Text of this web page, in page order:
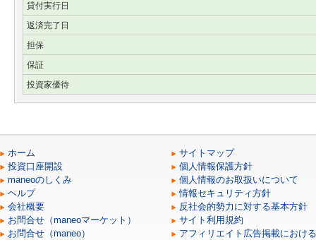
貸付実行日
返済完了日
担保
保証
投資家優待
ホーム
投資口座開設
maneoのしくみ
ヘルプ
会社概要
お問合せ（maneoマーケット）
お問合せ（maneo）
サイトマップ
個人情報保護方針
個人情報のお取扱いについて
情報セキュリティ方針
反社会的勢力に対する基本方針
サイト利用規約
アフィリエイト広告掲載におけ